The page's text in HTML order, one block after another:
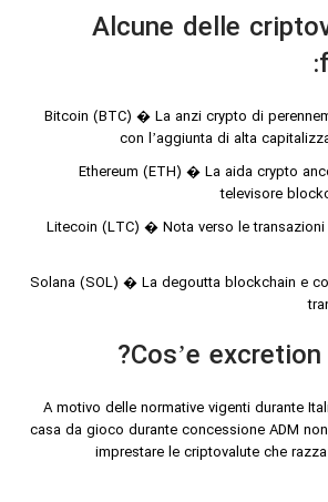
Alcune delle
Bitcoin (BTC) � La anzi crypto di
con l’aggiunta di alta
Ethereum (ETH) � La aida crypto
televisore
Litecoin (LTC) � Nota verso le
Solana (SOL) � La degoutta blockchain e
Cos’e
A motivo delle normative vigenti durante
casa da gioco durante concessione ADM
imprestare le criptovalute che